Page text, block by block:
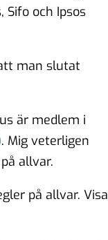
Sifo och Ipsos
man slutat
är medlem i
. Mig veterligen
allvar.
på allvar. Visa